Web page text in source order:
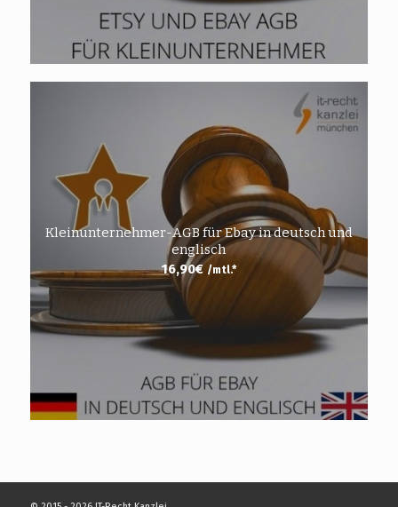
Kleinunternehmer-AGB für Ebay in deutsch und
englisch
16,90€ /mtl.*